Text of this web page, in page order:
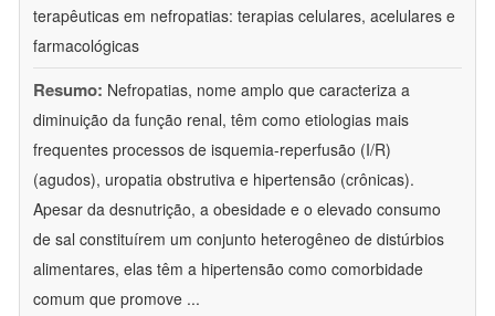
terapêuticas em nefropatias: terapias celulares, acelulares e
farmacológicas
Resumo: Nefropatias, nome amplo que caracteriza a
diminuição da função renal, têm como etiologias mais
frequentes processos de isquemia-reperfusão (I/R)
(agudos), uropatia obstrutiva e hipertensão (crônicas).
Apesar da desnutrição, a obesidade e o elevado consumo
de sal constituírem um conjunto heterogêneo de distúrbios
alimentares, elas têm a hipertensão como comorbidade
comum que promove ...